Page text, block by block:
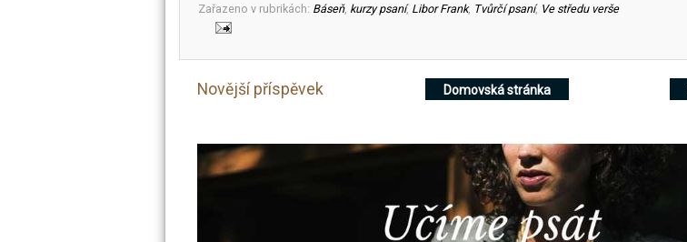
Zařazeno v rubrikách: Báseň, kurzy psaní, Libor Frank, Tvůrčí psaní, Ve středu verše
Novější příspěvek Domovská stránka